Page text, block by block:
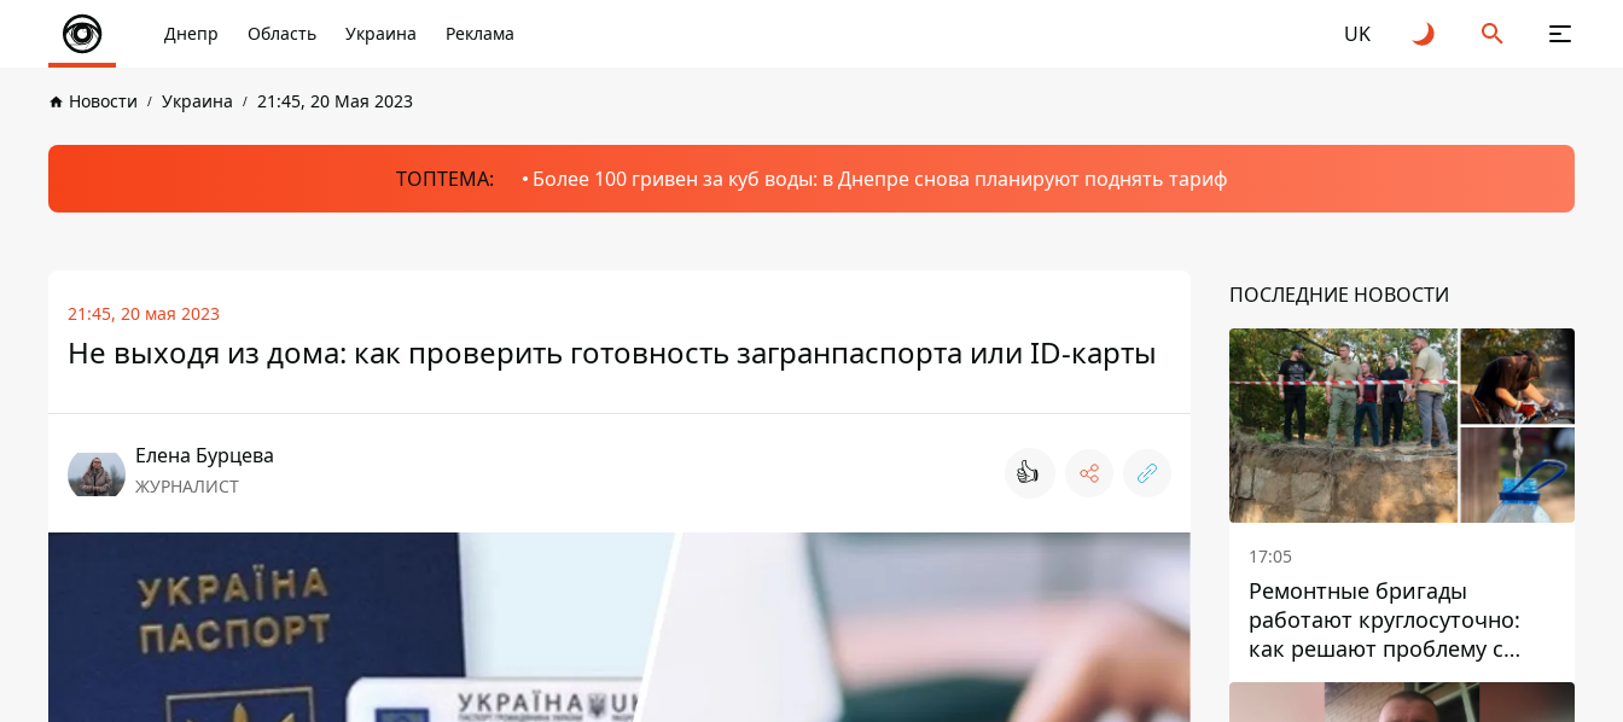
Днепр Область Украина Реклама UK
Новости Украина 21:45, 20 Мая 2023
ТОПТЕМА: Более 100 гривен за куб воды: в Днепре снова планируют поднять тариф
21:45, 20 мая 2023
Не выходя из дома: как проверить готовность загранпаспорта или ID-карты
Елена Бурцева
ЖУРНАЛИСТ 👍
ПОСЛЕДНИЕ НОВОСТИ
17:05
Ремонтные бригады
работают круглосуточно:
как решают проблему с
водой в Марганецкой
громаде